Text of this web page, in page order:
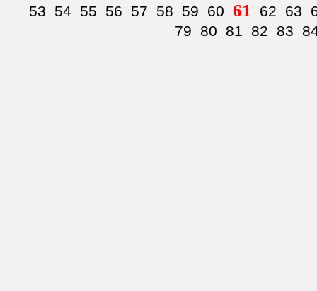
53
54 55 56 57 58 59 60 61 62 63
79
80 81 82 83